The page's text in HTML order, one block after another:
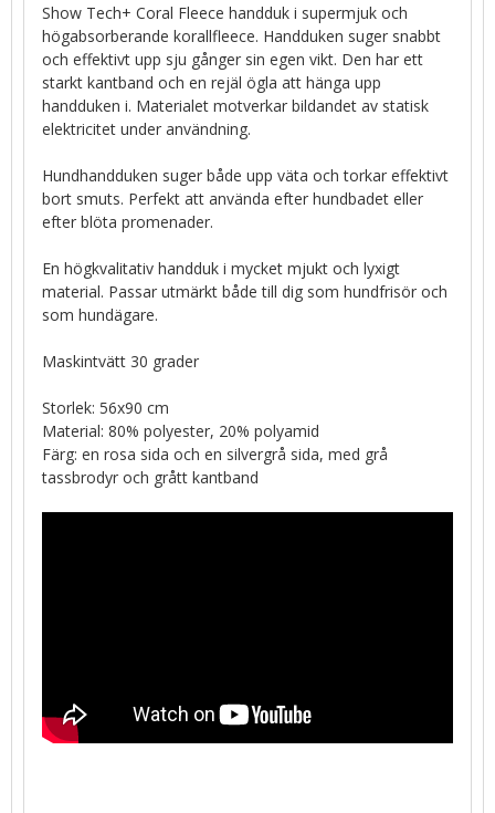
Show Tech+ Coral Fleece handduk i supermjuk och
högabsorberande korallfleece. Handduken suger snabbt
och effektivt upp sju gånger sin egen vikt. Den har ett
starkt kantband och en rejäl ögla att hänga upp
handduken i. Materialet motverkar bildandet av statisk
elektricitet under användning.
Hundhandduken suger både upp väta och torkar effektivt
bort smuts. Perfekt att använda efter hundbadet eller
efter blöta promenader.
En högkvalitativ handduk i mycket mjukt och lyxigt
material. Passar utmärkt både till dig som hundfrisör och
som hundägare.
Maskintvätt 30 grader
Storlek: 56x90 cm
Material: 80% polyester, 20% polyamid
Färg: en rosa sida och en silvergrå sida, med grå
tassbrodyr och grått kantband